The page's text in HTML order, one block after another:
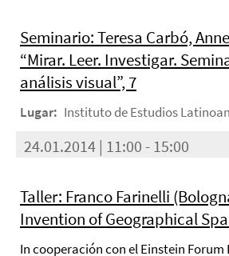
Seminario: Teresa Carbó,
“Mirar. Leer. Investigar.
análisis visual”, 7
Lugar: Instituto de Estudios
24.01.2014 | 11:00 - 15:00
Taller: Franco Farinelli
Invention of Geographical
In cooperación con el Einstein Forum